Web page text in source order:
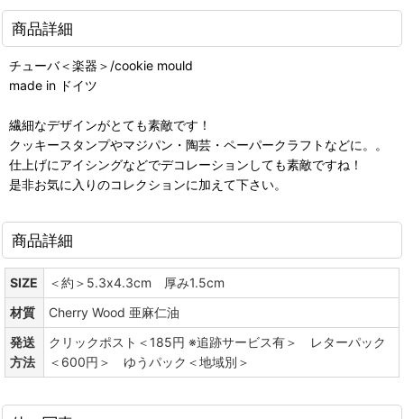
商品詳細
チューバ＜楽器＞/cookie mould
made in ドイツ
繊細なデザインがとても素敵です！
クッキースタンプやマジパン・陶芸・ペーパークラフトなどに。。
仕上げにアイシングなどでデコレーションしても素敵ですね！
是非お気に入りのコレクションに加えて下さい。
商品詳細
SIZE
＜約＞5.3x4.3cm 厚み1.5cm
材質
Cherry Wood 亜麻仁油
発送
方法
クリックポスト＜185円 ※追跡サービス有＞ レターパック
＜600円＞ ゆうパック＜地域別＞